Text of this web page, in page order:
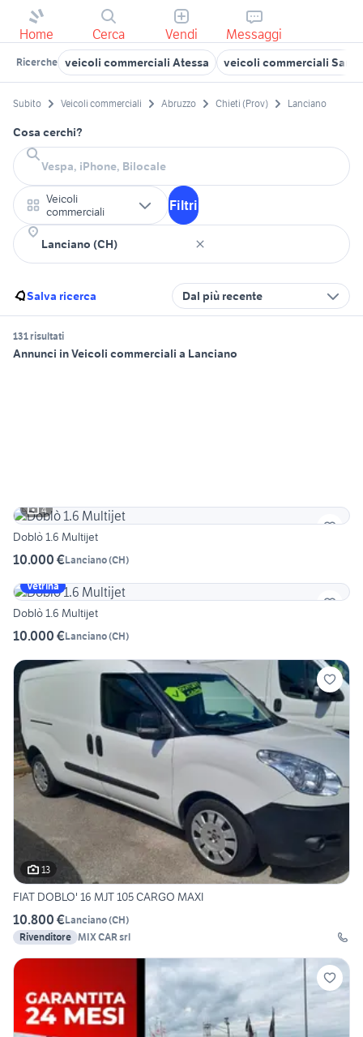
Home Cerca Vendi Messaggi
Ricerche veicoli commerciali Atessa veicoli commerciali San
Subito Veicoli commerciali Abruzzo Chieti (Prov) Lanciano
Cosa cerchi?
Veicoli
commerciali
Filtri
Salva ricerca Dal più recente
131 risultati
Annunci in Veicoli commerciali a Lanciano
4
Doblò 1.6 Multijet
10.000 €Lanciano(CH)
Vetrina
Doblò 1.6 Multijet
10.000 €Lanciano(CH)
13
FIAT DOBLO' 16 MJT 105 CARGO MAXI
10.800 €Lanciano(CH)
Rivenditore MIX CAR srl